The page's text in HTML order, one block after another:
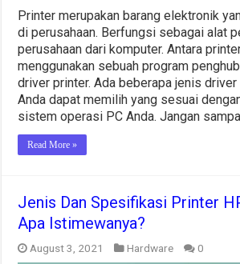
Printer merupakan barang elektronik
di perusahaan. Berfungsi sebagai alat
perusahaan dari komputer. Antara
menggunakan sebuah program
driver printer. Ada beberapa jenis
Anda dapat memilih yang sesuai
sistem operasi PC Anda. Jangan
Read More »
Jenis Dan Spesifikasi Printer
Apa Istimewanya?
August 3, 2021 Hardware 0